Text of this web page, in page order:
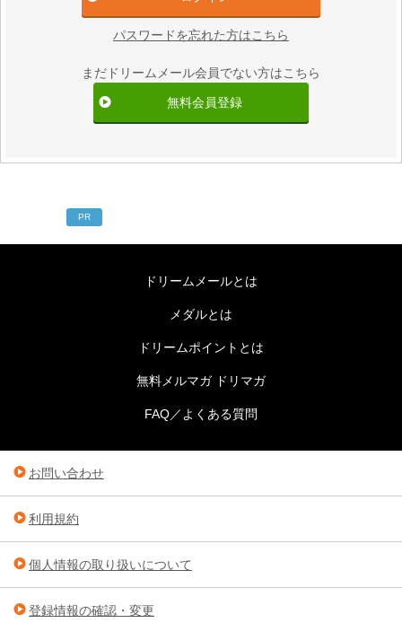
パスワードを忘れた方はこちら
まだドリームメール会員でない方はこちら
無料会員登録
PR
ドリームメールとは
メダルとは
ドリームポイントとは
無料メルマガ ドリマガ
FAQ／よくある質問
お問い合わせ
利用規約
個人情報の取り扱いについて
登録情報の確認・変更